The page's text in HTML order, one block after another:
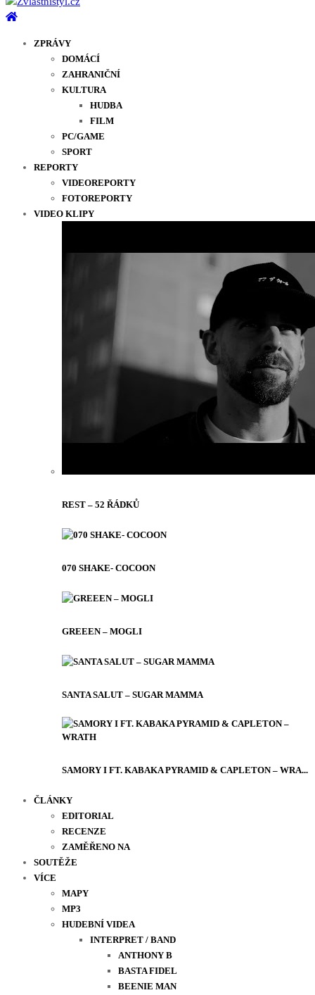
ZPRÁVY
DOMÁCÍ
ZAHRANIČNÍ
KULTURA
HUDBA
FILM
PC/GAME
SPORT
REPORTY
VIDEOREPORTY
FOTOREPORTY
VIDEO KLIPY
REST – 52 ŘÁDKŮ
070 SHAKE- COCOON
GREEEN – MOGLI
SANTA SALUT – SUGAR MAMMA
SAMORY I FT. KABAKA PYRAMID & CAPLETON – WRA...
ČLÁNKY
EDITORIAL
RECENZE
ZAMĚŘENO NA
SOUTĚŽE
VÍCE
MAPY
MP3
HUDEBNÍ VIDEA
INTERPRET / BAND
ANTHONY B
BASTA FIDEL
BEENIE MAN